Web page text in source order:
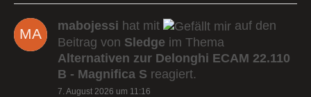
mabojessi hat mit
auf den
Beitrag von Sledge im Thema
Alternativen zur Delonghi ECAM 22.110
B - Magnifica S reagiert.
7. August 2026 um 11:16